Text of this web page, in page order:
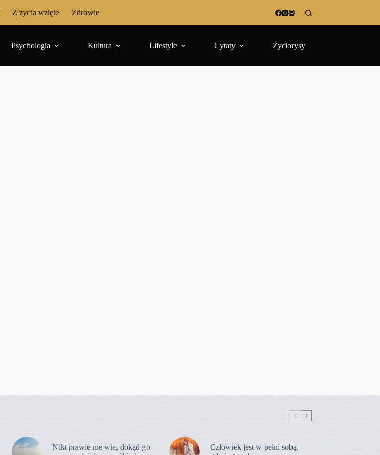
Z życia wzięte Zdrowie
Psychologia Kultura Lifestyle Cytaty Życiorysy
Nikt prawie nie wie, dokąd go
Człowiek jest w pełni sobą,